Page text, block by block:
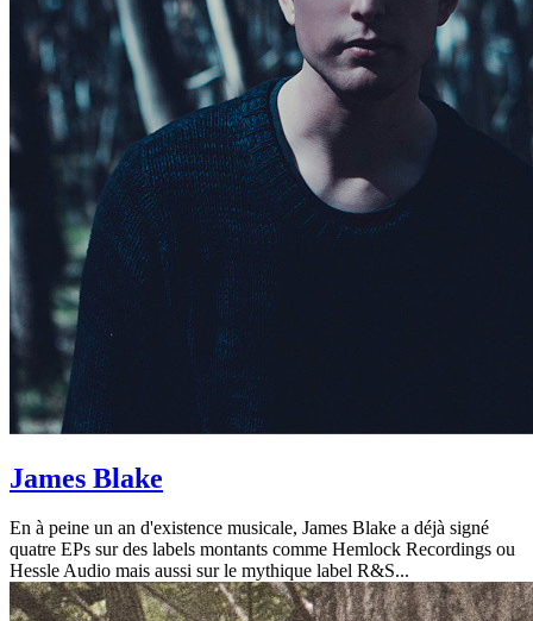
James Blake
En à peine un an d'existence musicale, James Blake a déjà signé
quatre EPs sur des labels montants comme Hemlock Recordings ou
Hessle Audio mais aussi sur le mythique label R&S...